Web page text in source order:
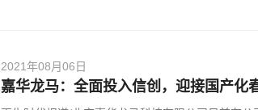
2021年08月06日
嘉华龙马：全面投入信创，迎接国产化